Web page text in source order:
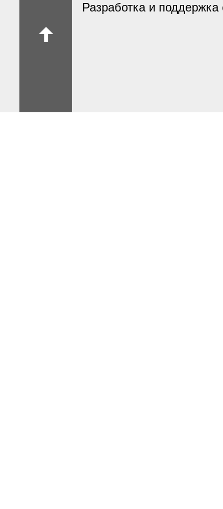
Разработка и поддержка